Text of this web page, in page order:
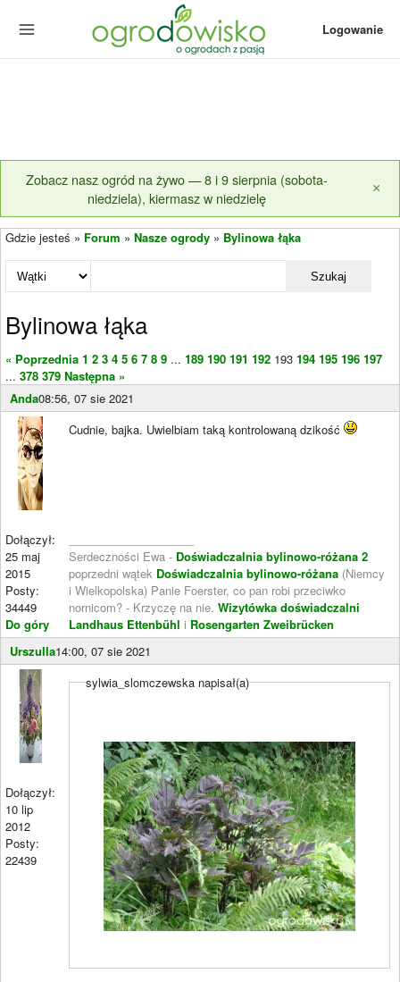
Logowanie
Zobacz nasz ogród na żywo — 8 i 9 sierpnia (sobota-
niedziela), kiermasz w niedzielę
×
Gdzie jesteś » Forum » Nasze ogrody » Bylinowa łąka
Szukaj
Bylinowa łąka
« Poprzednia 1 2 3 4 5 6 7 8 9 ... 189 190 191 192 193 194 195 196 197
... 378 379 Następna »
Anda08:56, 07 sie 2021
Dołączył:
25 maj
2015
Posty:
34449
Do góry
Cudnie, bajka. Uwielbiam taką kontrolowaną dzikość
Serdeczności Ewa - Doświadczalnia bylinowo-różana 2
poprzedni wątek Doświadczalnia bylinowo-różana (Niemcy
i Wielkopolska) Panie Foerster, co pan robi przeciwko
nornicom? - Krzyczę na nie. Wizytówka doświadczalni
Landhaus Ettenbühl i Rosengarten Zweibrücken
Urszulla14:00, 07 sie 2021
Dołączył:
10 lip
2012
Posty:
22439
sylwia_slomczewska napisał(a)